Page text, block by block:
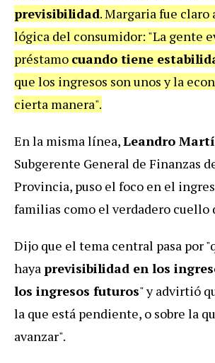
previsibilidad. Margaria fue
lógica del consumidor: "La gente
préstamo cuando tiene
que los ingresos son unos y la
cierta manera".
En la misma línea,Leandro
Subgerente General de Finanzas
Provincia, puso el foco en el
familias como el verdadero cuello
Dijo que el tema central pasa por
hayaprevisibilidad en los
los ingresos futuros" y advirtió
la que está pendiente, o sobre la
avanzar".